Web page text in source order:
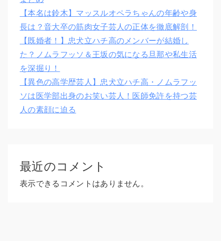
【本名は鈴木】マッスルオペラちゃんの年齢や身
長は？音大卒の筋肉女子芸人の正体を徹底解剖！
【既婚者！】忠犬立ハチ高のメンバーが結婚し
た？ノムラフッソ＆王坂の気になる旦那や私生活
を深掘り！
【異色の高学歴芸人】忠犬立ハチ高・ノムラフッ
ソは医学部出身のお笑い芸人！医師免許を持つ芸
人の素顔に迫る
最近のコメント
表示できるコメントはありません。